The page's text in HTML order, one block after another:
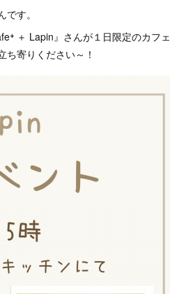
す。
＋ Lapin』さんが１日限定のカフェ
寄りください～！